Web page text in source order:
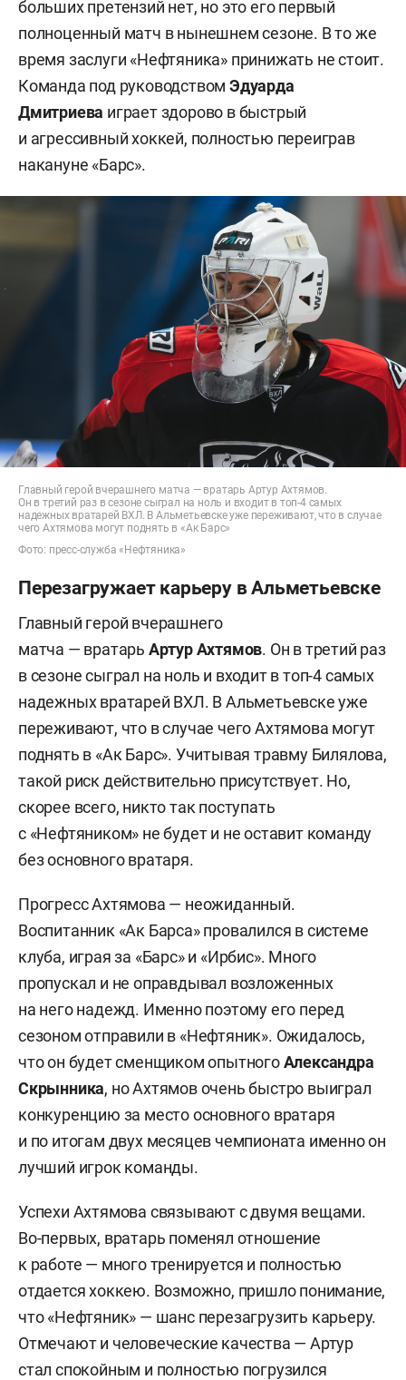
больших претензий нет, но это его первый
полноценный матч в нынешнем сезоне. В то же
время заслуги «Нефтяника» принижать не стоит.
Команда под руководствомЭдуарда
Дмитриева играет здорово в быстрый
и агрессивный хоккей, полностью переиграв
накануне «Барс».
Главный герой вчерашнего матча — вратарь Артур Ахтямов.
Он в третий раз в сезоне сыграл на ноль и входит в топ-4 самых
надежных вратарей ВХЛ. В Альметьевске уже переживают, что в случае
чего Ахтямова могут поднять в «Ак Барс»
Фото: пресс-служба «Нефтяника»
Перезагружает карьеру в Альметьевске
Главный герой вчерашнего
матча — вратарь АртурАхтямов. Он в третий раз
в сезоне сыграл на ноль и входит в топ-4 самых
надежных вратарей ВХЛ. В Альметьевске уже
переживают, что в случае чего Ахтямова могут
поднять в «Ак Барс». Учитывая травму Билялова,
такой риск действительно присутствует. Но,
скорее всего, никто так поступать
с «Нефтяником» не будет и не оставит команду
без основного вратаря.
Прогресс Ахтямова — неожиданный.
Воспитанник «Ак Барса» провалился в системе
клуба, играя за «Барс» и «Ирбис». Много
пропускал и не оправдывал возложенных
на него надежд. Именно поэтому его перед
сезоном отправили в «Нефтяник». Ожидалось,
что он будет сменщиком опытногоАлександра
Скрынника, но Ахтямов очень быстро выиграл
конкуренцию за место основного вратаря
и по итогам двух месяцев чемпионата именно он
лучший игрок команды.
Успехи Ахтямова связывают с двумя вещами.
Во-первых, вратарь поменял отношение
к работе — много тренируется и полностью
отдается хоккею. Возможно, пришло понимание,
что «Нефтяник» — шанс перезагрузить карьеру.
Отмечают и человеческие качества — Артур
стал спокойным и полностью погрузился